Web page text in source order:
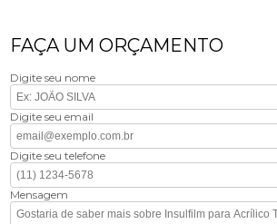
FAÇA UM ORÇAMENTO
Digite seu nome
Digite seu email
Digite seu telefone
Mensagem